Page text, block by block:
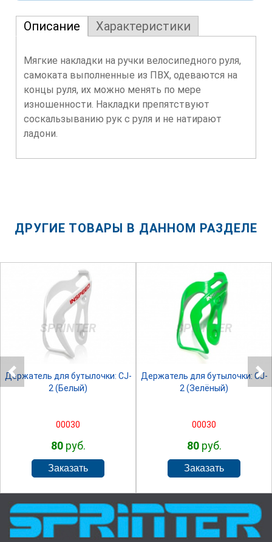
Описание Характеристики
Мягкие накладки на ручки велосипедного руля,
самоката выполненные из ПВХ, одеваются на
концы руля, их можно менять по мере
изношенности. Накладки препятствуют
соскальзыванию рук с руля и не натирают
ладони.
ДРУГИЕ ТОВАРЫ В ДАННОМ РАЗДЕЛЕ
SPRINTER
Держатель для бутылочки: CJ-
2 (Белый)
00030
80руб.
SPRINTER
Держатель для бутылочки: CJ-
2 (Зелёный)
00030
80руб.